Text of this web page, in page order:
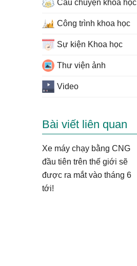
Câu chuyện khoa học
Công trình khoa học
Sự kiện Khoa học
Thư viện ảnh
Video
Bài viết liên quan
Xe máy chạy bằng CNG
đầu tiên trên thế giới sẽ
được ra mắt vào tháng 6
tới!